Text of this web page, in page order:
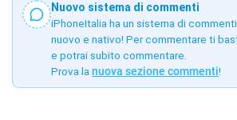
Nuovo sistema di commenti
iPhoneItalia ha un sistema di
nuovo e nativo! Per commentare ti
e potrai subito commentare.
Prova la nuova sezione commenti!